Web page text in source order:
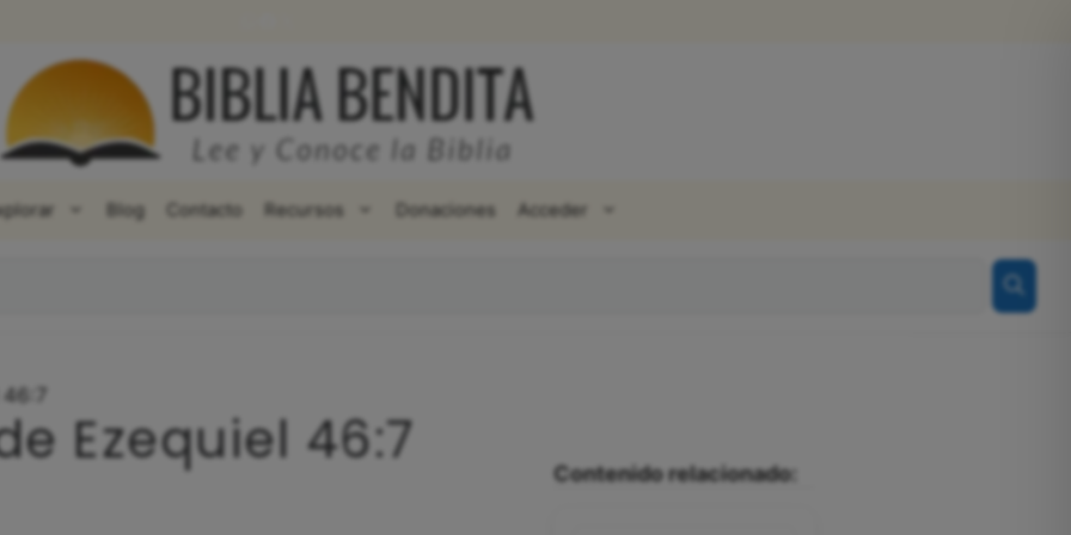
Blog Contacto Recursos Donaciones Acceder
46:7
Ezequiel 46:7 Contenido relacionado: